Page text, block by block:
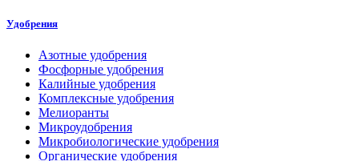
Удобрения
Азотные удобрения
Фосфорные удобрения
Калийные удобрения
Комплексные удобрения
Мелиоранты
Микроудобрения
Микробиологические удобрения
Органические удобрения